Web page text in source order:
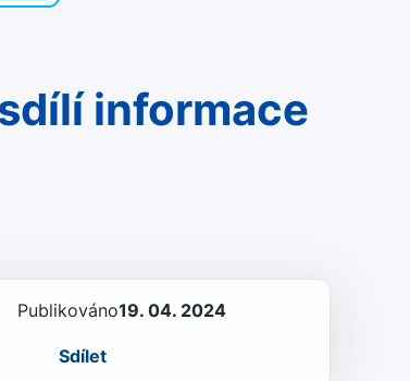
Publikováno19. 04. 2024
Sdílet